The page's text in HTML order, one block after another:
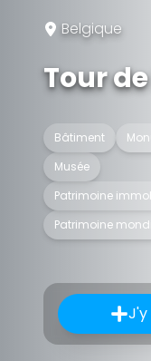
Belgique
Tour
Bâtiment
Musée
Patrimoine
Patrimoine
J'y